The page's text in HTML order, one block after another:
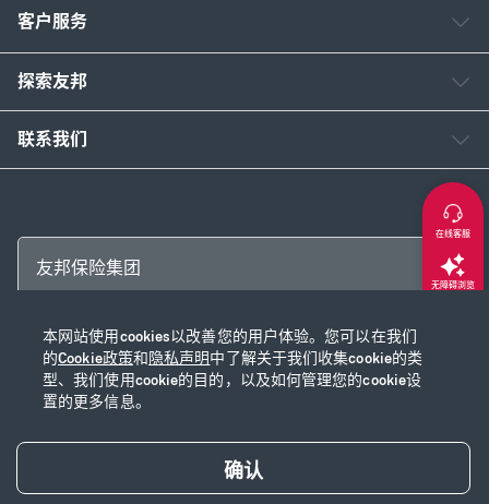
本网站使用cookies以改善您的用户体验。您可以在我们
的Cookie政策和隐私声明中了解关于我们收集cookie的类
型、我们使用cookie的目的，以及如何管理您的cookie设
置的更多信息。
确认
客户服务
探索友邦
联系我们
友邦保险集团
Copyright © 2026 友邦保险控股有限公司及其附属公司
网站使用说明|隐私声明|Cookie政策 |沪ICP备2020028590号-1|沪公网安
备31010102003115号
在线客服
无障碍浏览